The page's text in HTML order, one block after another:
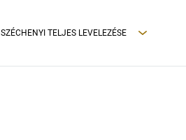
SZÉCHENYI TELJES LEVELEZÉSE